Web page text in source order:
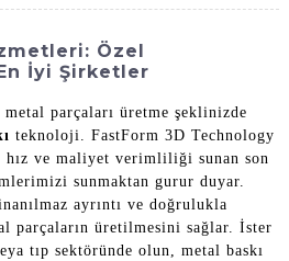
Özel
İyi Şirketler
parçaları üretme şeklinizde
teknoloji. FastForm 3D Technology
hız ve maliyet verimliliği sunan son
sunmaktan gurur duyar.
ayrıntı ve doğrulukla
parçaların üretilmesini sağlar. İster
tıp sektöründe olun, metal baskı